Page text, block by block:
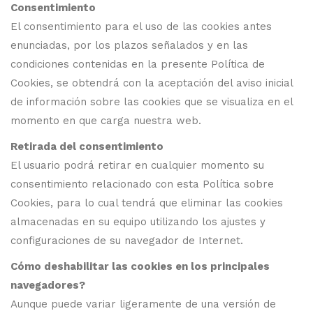
Consentimiento
El consentimiento para el uso de las cookies antes
enunciadas, por los plazos señalados y en las
condiciones contenidas en la presente Política de
Cookies, se obtendrá con la aceptación del aviso inicial
de información sobre las cookies que se visualiza en el
momento en que carga nuestra web.
Retirada del consentimiento
El usuario podrá retirar en cualquier momento su
consentimiento relacionado con esta Política sobre
Cookies, para lo cual tendrá que eliminar las cookies
almacenadas en su equipo utilizando los ajustes y
configuraciones de su navegador de Internet.
Cómo deshabilitar las cookies en los principales
navegadores?
Aunque puede variar ligeramente de una versión de